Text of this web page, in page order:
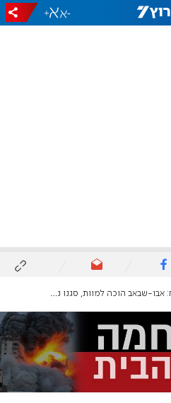
-
+
הוכה למוות, סגנו נפצע ומאושפז בישראל